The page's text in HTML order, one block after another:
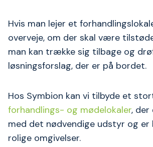
Hvis man lejer et
overveje, om der skal være
man kan trække sig tilbage og
løsningsforslag, der er på bordet.
Hos Symbion kan vi tilbyde et
forhandlings- og mødelokaler,
med det nødvendige udstyr og er
rolige omgivelser.